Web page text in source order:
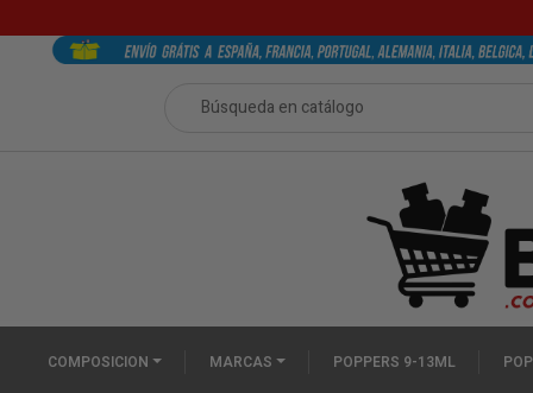
COMPOSICION MARCAS POPPERS 9-13ML